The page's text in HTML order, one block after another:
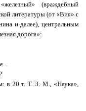
(враждебный
литературы (от «Вия» с
и далее), центральным
дорога»:
в 20 т. Т. 3. М., «Наука»,